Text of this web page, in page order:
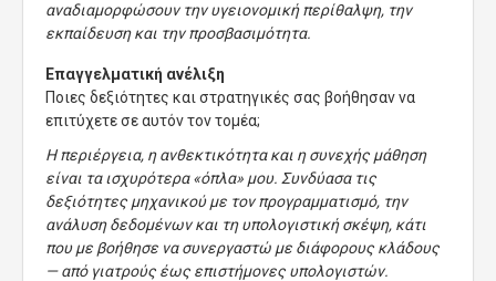
αναδιαμορφώσουν την υγειονομική περίθαλψη, την
εκπαίδευση και την προσβασιμότητα.
Επαγγελματική ανέλιξη
Ποιες δεξιότητες και στρατηγικές σας βοήθησαν να
επιτύχετε σε αυτόν τον τομέα;
Η περιέργεια, η ανθεκτικότητα και η συνεχής μάθηση
είναι τα ισχυρότερα «όπλα» μου. Συνδύασα τις
δεξιότητες μηχανικού με τον προγραμματισμό, την
ανάλυση δεδομένων και τη υπολογιστική σκέψη, κάτι
που με βοήθησε να συνεργαστώ με διάφορους κλάδους
— από γιατρούς έως επιστήμονες υπολογιστών.